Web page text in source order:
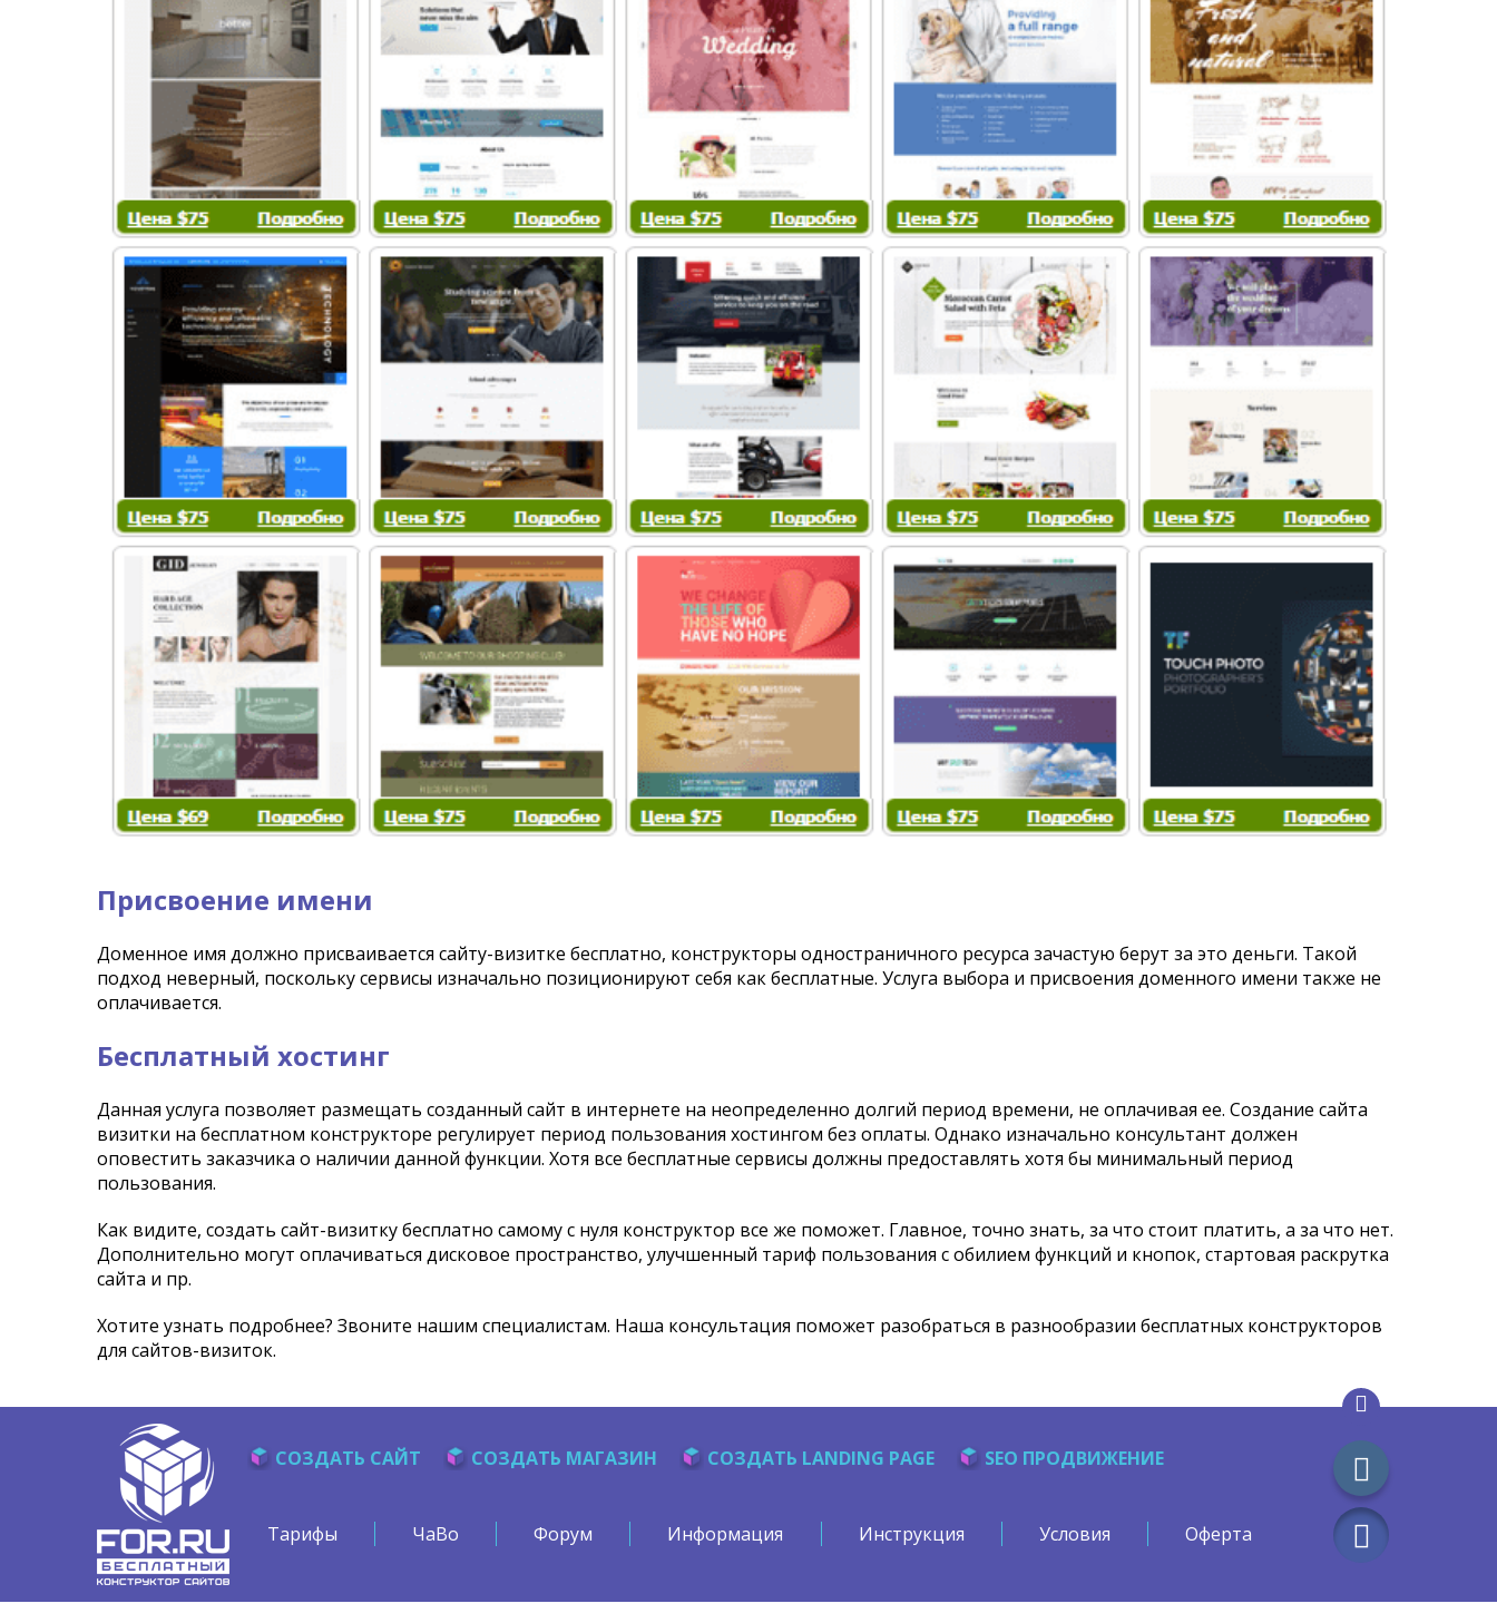
Присвоение имени
Доменное имя должно присваивается сайту-визитке бесплатно, конструкторы одностраничного ресурса зачастую берут за это деньги. Такой
подход неверный, поскольку сервисы изначально позиционируют себя как бесплатные. Услуга выбора и присвоения доменного имени также не
оплачивается.
Бесплатный хостинг
Данная услуга позволяет размещать созданный сайт в интернете на неопределенно долгий период времени, не оплачивая ее. Создание сайта
визитки на бесплатном конструкторе регулирует период пользования хостингом без оплаты. Однако изначально консультант должен
оповестить заказчика о наличии данной функции. Хотя все бесплатные сервисы должны предоставлять хотя бы минимальный период
пользования.
Как видите, создать сайт-визитку бесплатно самому с нуля конструктор все же поможет. Главное, точно знать, за что стоит платить, а за что нет.
Дополнительно могут оплачиваться дисковое пространство, улучшенный тариф пользования с обилием функций и кнопок, стартовая раскрутка
сайта и пр.
Хотите узнать подробнее? Звоните нашим специалистам. Наша консультация поможет разобраться в разнообразии бесплатных конструкторов
для сайтов-визиток.
СОЗДАТЬ САЙТ СОЗДАТЬ МАГАЗИН СОЗДАТЬ LANDING PAGE SEO ПРОДВИЖЕНИЕ
Тарифы ЧаВо Форум Информация Инструкция Условия Оферта